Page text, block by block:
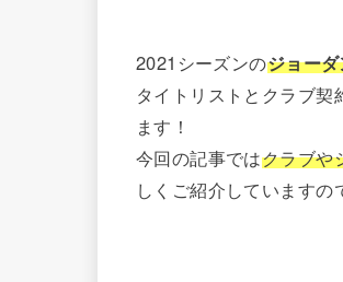
2021シーズンのジョー
タイトリストとクラブ
ます！
今回の記事ではクラブや
しくご紹介しています